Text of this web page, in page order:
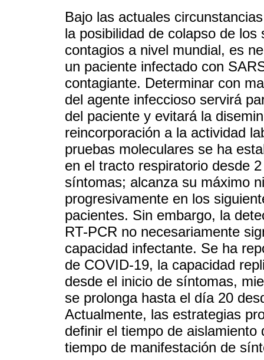
Bajo las actuales
la posibilidad de colapso de
contagios a nivel mundial, es
un paciente infectado con
contagiante. Determinar con
del agente infeccioso servirá
del paciente y evitará la
reincorporación a la actividad
pruebas moleculares se ha
en el tracto respiratorio desde
síntomas; alcanza su máximo
progresivamente en los
pacientes. Sin embargo, la
RT-PCR no necesariamente
capacidad infectante. Se ha
de COVID-19, la capacidad
desde el inicio de síntomas,
se prolonga hasta el día 20
Actualmente, las estrategias
definir el tiempo de
tiempo de manifestación de